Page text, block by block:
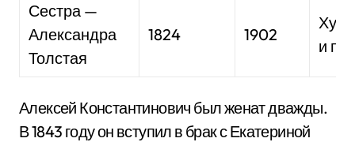
Сестра —
Александра
Толстая
1824 1902
и
Алексей Константинович был женат дважды.
В 1843 году он вступил в брак с Екатериной